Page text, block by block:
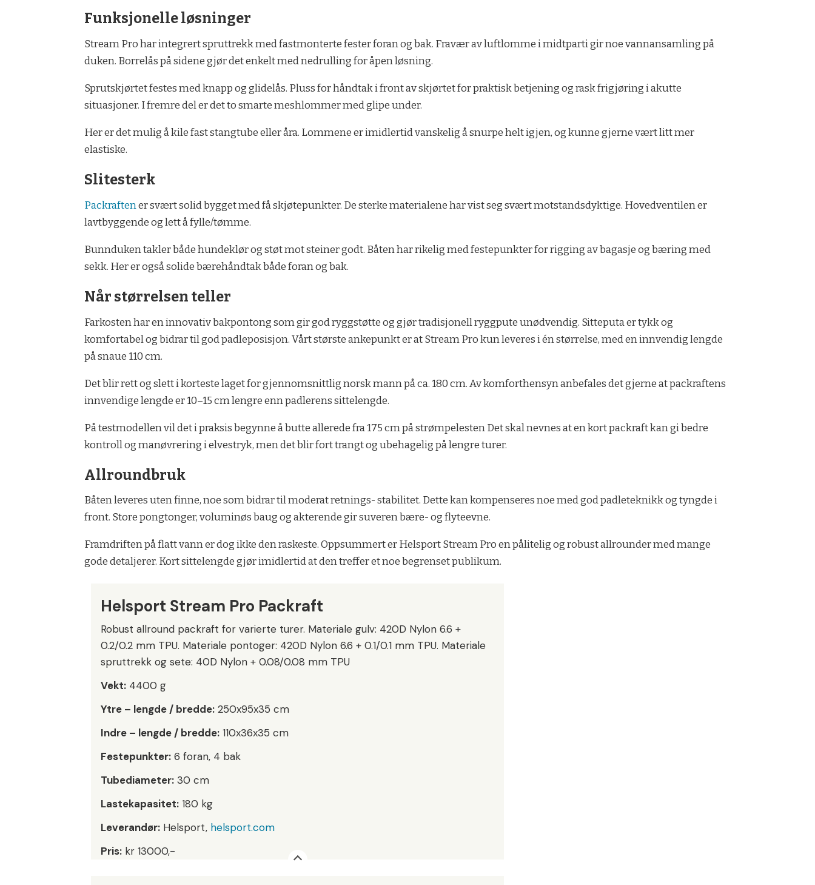
Funksjonelle løsninger
Stream Pro har integrert spruttrekk med fastmonterte fester foran og bak. Fravær av luftlomme i midtparti gir noe vannansamling på
duken. Borrelås på sidene gjør det enkelt med nedrulling for åpen løsning.
Sprutskjørtet festes med knapp og glidelås. Pluss for håndtak i front av skjørtet for praktisk betjening og rask frigjøring i akutte
situasjoner. I fremre del er det to smarte meshlommer med glipe under.
Her er det mulig å kile fast stangtube eller åra. Lommene er imidlertid vanskelig å snurpe helt igjen, og kunne gjerne vært litt mer
elastiske.
Slitesterk
Packraftener svært solid bygget med få skjøtepunkter. De sterke materialene har vist seg svært motstandsdyktige. Hovedventilen er
lavtbyggende og lett å fylle/tømme.
Bunnduken takler både hundeklør og støt mot steiner godt. Båten har rikelig med festepunkter for rigging av bagasje og bæring med
sekk. Her er også solide bærehåndtak både foran og bak.
Når størrelsen teller
Farkosten har en innovativ bakpontong som gir god ryggstøtte og gjør tradisjonell ryggpute unødvendig. Sitteputa er tykk og
komfortabel og bidrar til god padleposisjon. Vårt største ankepunkt er at Stream Pro kun leveres i én størrelse, med en innvendig lengde
på snaue 110 cm.
Det blir rett og slett i korteste laget for gjennomsnittlig norsk mann på ca. 180 cm. Av komforthensyn anbefales det gjerne at packraftens
innvendige lengde er 10–15 cm lengre enn padlerens sittelengde.
På testmodellen vil det i praksis begynne å butte allerede fra 175 cm på strømpelesten Det skal nevnes at en kort packraft kan gi bedre
kontroll og manøvrering i elvestryk, men det blir fort trangt og ubehagelig på lengre turer.
Allroundbruk
Båten leveres uten finne, noe som bidrar til moderat retnings- stabilitet. Dette kan kompenseres noe med god padleteknikk og tyngde i
front. Store pongtonger, voluminøs baug og akterende gir suveren bære- og flyteevne.
Framdriften på flatt vann er dog ikke den raskeste. Oppsummert er Helsport Stream Pro en pålitelig og robust allrounder med mange
gode detaljerer. Kort sittelengde gjør imidlertid at den treffer et noe begrenset publikum.
Helsport Stream Pro Packraft
Robust allround packraft for varierte turer. Materiale gulv: 420D Nylon 6.6 +
0.2/0.2 mm TPU. Materiale pontoger: 420D Nylon 6.6 + 0.1/0.1 mm TPU. Materiale
spruttrekk og sete: 40D Nylon + 0.08/0.08 mm TPU
Vekt: 4400 g
Ytre – lengde / bredde: 250x95x35 cm
Indre – lengde / bredde: 110x36x35 cm
Festepunkter: 6 foran, 4 bak
Tubediameter: 30 cm
Lastekapasitet: 180 kg
Leverandør: Helsport, helsport.com
Pris: kr 13000,-